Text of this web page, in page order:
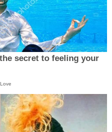
secret to feeling your